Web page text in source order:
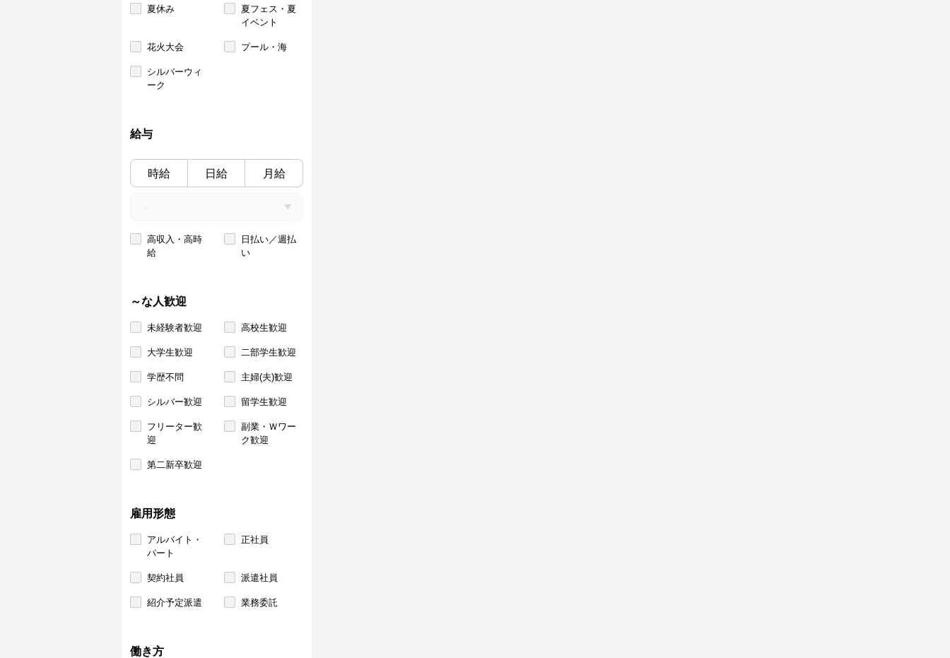
夏休み
夏フェス・夏
イベント
花火大会 プール・海
シルバーウィ
ーク
給与
時給 日給 月給
高収入・高時
給
日払い／週払
い
～な人歓迎
未経験者歓迎 高校生歓迎
大学生歓迎 二部学生歓迎
学歴不問 主婦(夫)歓迎
シルバー歓迎 留学生歓迎
フリーター歓
迎
副業・Ｗワー
ク歓迎
第二新卒歓迎
雇用形態
アルバイト・
パート
正社員
契約社員 派遣社員
紹介予定派遣 業務委託
働き方